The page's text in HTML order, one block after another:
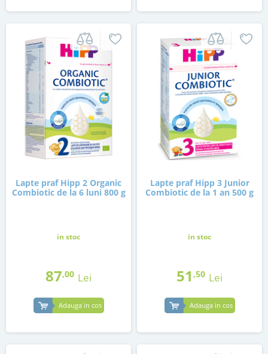
Lapte praf Hipp 2 Organic
Combiotic de la 6 luni 800 g
in stoc
87,00 Lei
Adauga in cos
Lapte praf Hipp 3 Junior
Combiotic de la 1 an 500 g
in stoc
51 ,50 Lei
Adauga in cos